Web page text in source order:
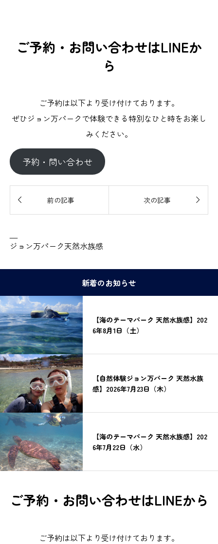
ご予約・お問い合わせはLINEか
ら
ご予約は以下より受け付けております。
ぜひジョン万パークで体験できる特別なひと時をお楽し
みください。
予約・問い合わせ
 前の記事 次の記事 
—
ジョン万パーク天然水族感
新着のお知らせ
【海のテーマパーク 天然水族感】202
6年8月1日（土）
【自然体験ジョン万パーク 天然水族
感】2026年7月23日（木）
【海のテーマパーク 天然水族感】202
6年7月22日（水）
ご予約・お問い合わせはLINEから
ご予約は以下より受け付けております。